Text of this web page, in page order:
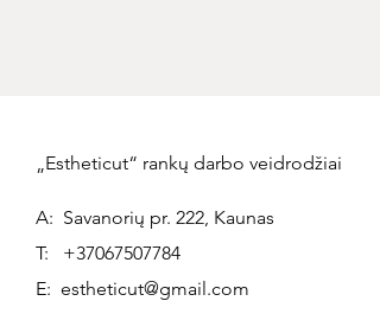
„Estheticut“ rankų darbo veidrodžiai
A: Savanorių pr. 222, Kaunas
T: +37067507784
E: estheticut@gmail.com